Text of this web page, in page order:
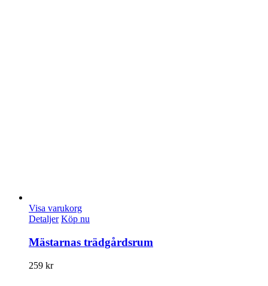
Visa varukorg
Detaljer Köp nu
Mästarnas trädgårdsrum
259 kr